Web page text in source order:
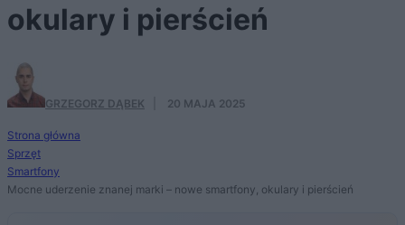
okulary i pierścień
GRZEGORZ DĄBEK 20 MAJA 2025
Strona główna
Sprzęt
Smartfony
Mocne uderzenie znanej marki – nowe smartfony, okulary i pierścień